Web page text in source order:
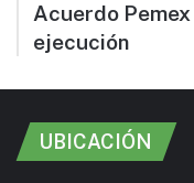
Acuerdo
ejecución
UBICACIÓN